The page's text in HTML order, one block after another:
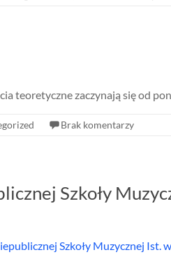
teoretyczne zaczynają się od
Brak komentarzy
Szkoły